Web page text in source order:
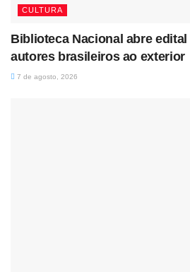
CULTURA
Biblioteca Nacional abre
autores brasileiros ao exterior
7 de agosto, 2026